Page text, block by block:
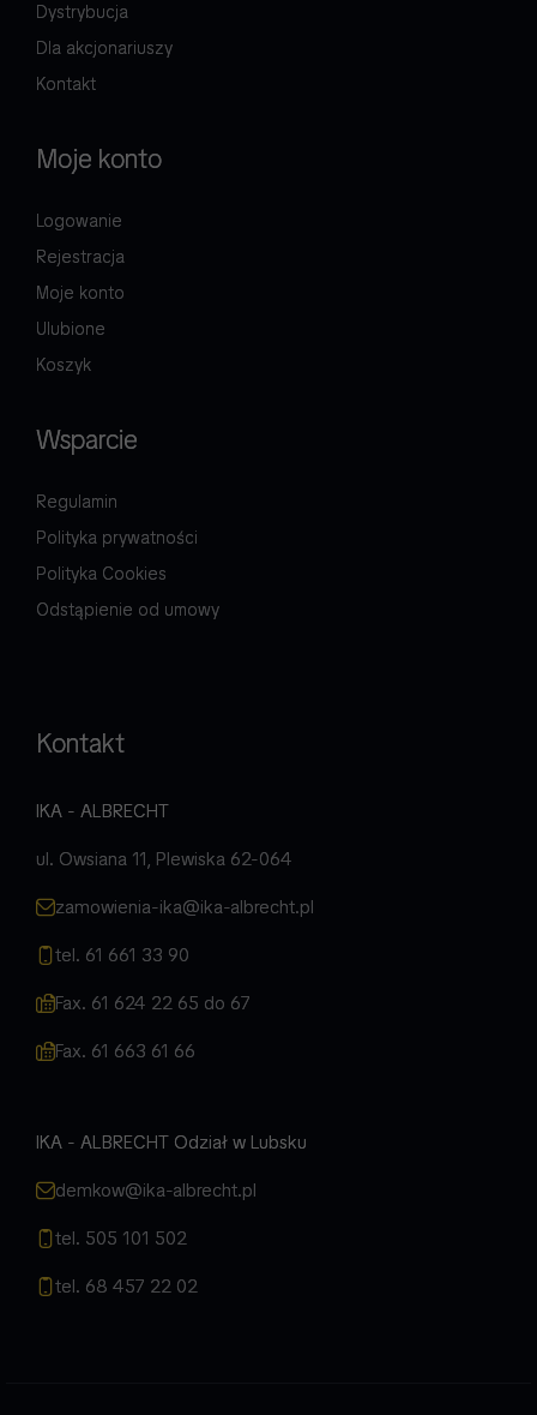
Dystrybucja
Dla akcjonariuszy
Kontakt
Moje konto
Logowanie
Rejestracja
Moje konto
Ulubione
Koszyk
Wsparcie
Regulamin
Polityka prywatności
Polityka Cookies
Odstąpienie od umowy
Kontakt
IKA - ALBRECHT
ul. Owsiana 11, Plewiska 62-064
zamowienia-ika@ika-albrecht.pl
tel. 61 661 33 90
Fax. 61 624 22 65 do 67
Fax. 61 663 61 66
IKA - ALBRECHT Odział w Lubsku
demkow@ika-albrecht.pl
tel. 505 101 502
tel. 68 457 22 02